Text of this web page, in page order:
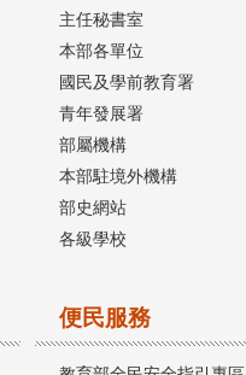
主任秘書室
本部各單位
國民及學前教育署
青年發展署
部屬機構
本部駐境外機構
部史網站
各級學校
便民服務